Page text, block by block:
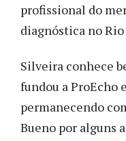
profissional do
diagnóstica no Rio
Silveira conhece
fundou a ProEcho
permanecendo
Bueno por alguns